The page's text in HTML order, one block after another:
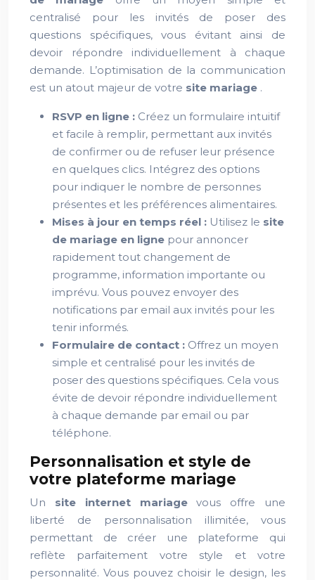
centralisé pour les invités de poser des
questions spécifiques, vous évitant ainsi de
devoir répondre individuellement à chaque
demande. L’optimisation de la communication
est un atout majeur de votre site mariage .
RSVP en ligne : Créez un formulaire intuitif
et facile à remplir, permettant aux invités
de confirmer ou de refuser leur présence
en quelques clics. Intégrez des options
pour indiquer le nombre de personnes
présentes et les préférences alimentaires.
Mises à jour en temps réel : Utilisez le site
de mariage en ligne pour annoncer
rapidement tout changement de
programme, information importante ou
imprévu. Vous pouvez envoyer des
notifications par email aux invités pour les
tenir informés.
Formulaire de contact : Offrez un moyen
simple et centralisé pour les invités de
poser des questions spécifiques. Cela vous
évite de devoir répondre individuellement
à chaque demande par email ou par
téléphone.
Personnalisation et style de
votre plateforme mariage
Un site internet mariagevous offre une
liberté de personnalisation illimitée, vous
permettant de créer une plateforme qui
reflète parfaitement votre style et votre
personnalité. Vous pouvez choisir le design, les